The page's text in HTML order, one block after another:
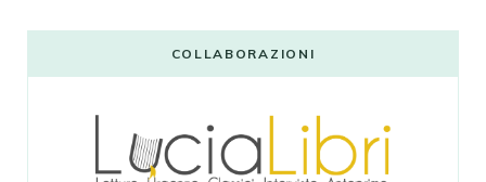
COLLABORAZIONI